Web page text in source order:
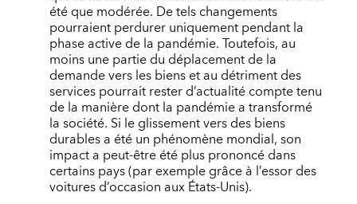
été que modérée. De tels changements
pourraient perdurer uniquement pendant la
phase active de la pandémie. Toutefois, au
moins une partie du déplacement de la
demande vers les biens et au détriment des
services pourrait rester d’actualité compte tenu
de la manière dont la pandémie a transformé
la société. Si le glissement vers des biens
durables a été un phénomène mondial, son
impact a peut-être été plus prononcé dans
certains pays (par exemple grâce à l’essor des
voitures d’occasion aux États-Unis).